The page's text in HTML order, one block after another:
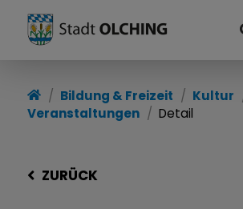
Bildung & Freizeit
Kultur
Veranstaltungen
Detail
ZURÜCK